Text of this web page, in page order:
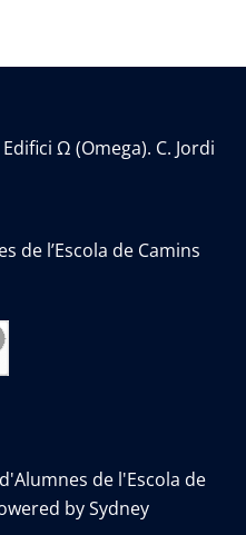
Ω (Omega). C. Jordi
de l’Escola de Camins
de l'Escola de
bySydney